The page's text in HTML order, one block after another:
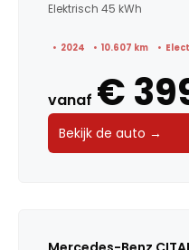
Elektrisch 45 kWh
2024 10.607 km
vanaf €
Bekijk de auto →